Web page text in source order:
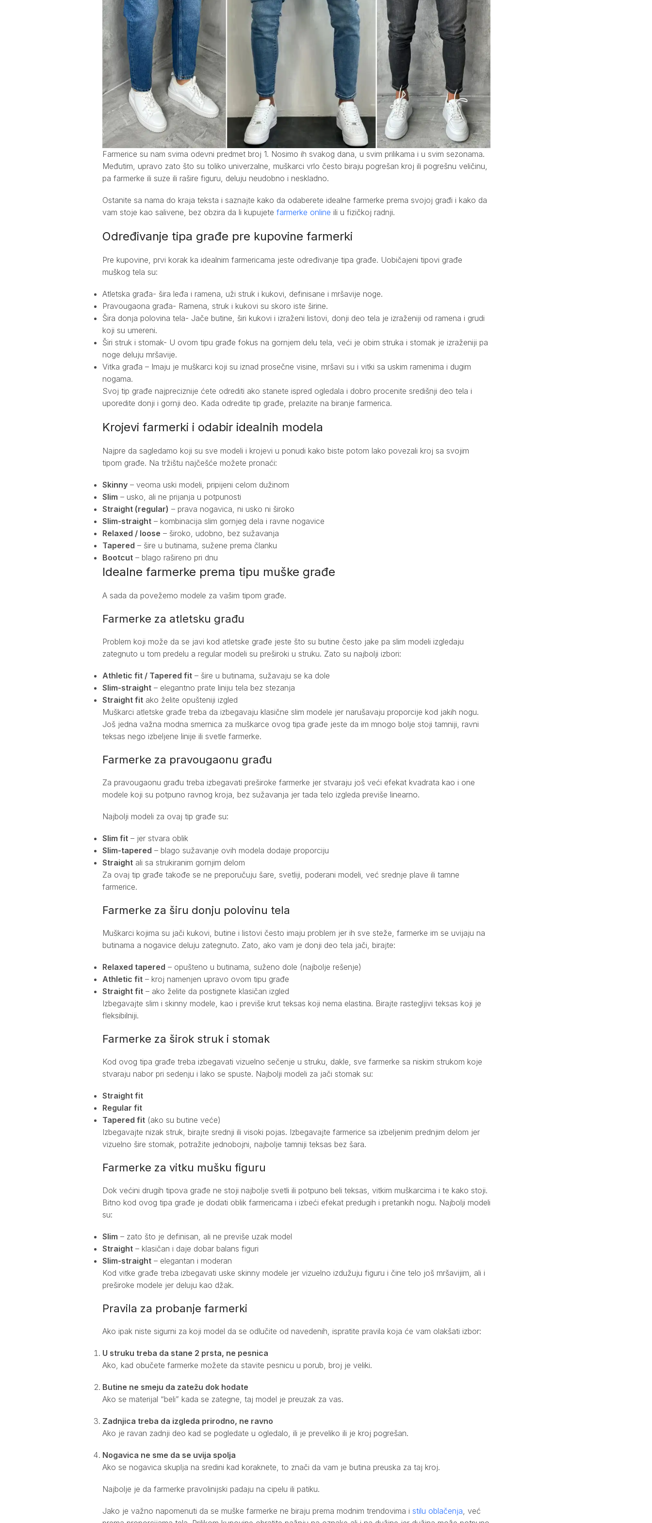
Farmerice su nam svima odevni predmet broj 1. Nosimo ih svakog dana, u svim prilikama i u svim sezonama.
Međutim, upravo zato što su toliko univerzalne, muškarci vrlo često biraju pogrešan kroj ili pogrešnu veličinu,
pa farmerke ili suze ili rašire figuru, deluju neudobno i neskladno.
Ostanite sa nama do kraja teksta i saznajte kako da odaberete idealne farmerke prema svojoj građi i kako da
vam stoje kao salivene, bez obzira da li kupujete farmerke online ili u fizičkoj radnji.
Određivanje tipa građe pre kupovine farmerki
Pre kupovine, prvi korak ka idealnim farmericama jeste određivanje tipa građe. Uobičajeni tipovi građe
muškog tela su:
Atletska građa- šira leđa i ramena, uži struk i kukovi, definisane i mršavije noge.
Pravougaona građa- Ramena, struk i kukovi su skoro iste širine.
Šira donja polovina tela- Jače butine, širi kukovi i izraženi listovi, donji deo tela je izraženiji od ramena i grudi
koji su umereni.
Širi struk i stomak- U ovom tipu građe fokus na gornjem delu tela, veći je obim struka i stomak je izraženiji pa
noge deluju mršavije.
Vitka građa – Imaju je muškarci koji su iznad prosečne visine, mršavi su i vitki sa uskim ramenima i dugim
nogama.
Svoj tip građe najpreciznije ćete odrediti ako stanete ispred ogledala i dobro procenite središnji deo tela i
uporedite donji i gornji deo. Kada odredite tip građe, prelazite na biranje farmerica.
Krojevi farmerki i odabir idealnih modela
Najpre da sagledamo koji su sve modeli i krojevi u ponudi kako biste potom lako povezali kroj sa svojim
tipom građe. Na tržištu najčešće možete pronaći:
Skinny – veoma uski modeli, pripijeni celom dužinom
Slim – usko, ali ne prijanja u potpunosti
Straight (regular) – prava nogavica, ni usko ni široko
Slim-straight – kombinacija slim gornjeg dela i ravne nogavice
Relaxed / loose – široko, udobno, bez sužavanja
Tapered – šire u butinama, sužene prema članku
Bootcut – blago rašireno pri dnu
Idealne farmerke prema tipu muške građe
A sada da povežemo modele za vašim tipom građe.
Farmerke za atletsku građu
Problem koji može da se javi kod atletske građe jeste što su butine često jake pa slim modeli izgledaju
zategnuto u tom predelu a regular modeli su preširoki u struku. Zato su najbolji izbori:
Athletic fit / Tapered fit – šire u butinama, sužavaju se ka dole
Slim-straight – elegantno prate liniju tela bez stezanja
Straight fit ako želite opušteniji izgled
Muškarci atletske građe treba da izbegavaju klasične slim modele jer narušavaju proporcije kod jakih nogu.
Još jedna važna modna smernica za muškarce ovog tipa građe jeste da im mnogo bolje stoji tamniji, ravni
teksas nego izbeljene linije ili svetle farmerke.
Farmerke za pravougaonu građu
Za pravougaonu građu treba izbegavati preširoke farmerke jer stvaraju još veći efekat kvadrata kao i one
modele koji su potpuno ravnog kroja, bez sužavanja jer tada telo izgleda previše linearno.
Najbolji modeli za ovaj tip građe su:
Slim fit – jer stvara oblik
Slim-tapered – blago sužavanje ovih modela dodaje proporciju
Straight ali sa strukiranim gornjim delom
Za ovaj tip građe takođe se ne preporučuju šare, svetliji, poderani modeli, već srednje plave ili tamne
farmerice.
Farmerke za širu donju polovinu tela
Muškarci kojima su jači kukovi, butine i listovi često imaju problem jer ih sve steže, farmerke im se uvijaju na
butinama a nogavice deluju zategnuto. Zato, ako vam je donji deo tela jači, birajte:
Relaxed tapered – opušteno u butinama, suženo dole (najbolje rešenje)
Athletic fit – kroj namenjen upravo ovom tipu građe
Straight fit – ako želite da postignete klasičan izgled
Izbegavajte slim i skinny modele, kao i previše krut teksas koji nema elastina. Birajte rastegljivi teksas koji je
fleksibilniji.
Farmerke za širok struk i stomak
Kod ovog tipa građe treba izbegavati vizuelno sečenje u struku, dakle, sve farmerke sa niskim strukom koje
stvaraju nabor pri sedenju i lako se spuste. Najbolji modeli za jači stomak su:
Straight fit
Regular fit
Tapered fit (ako su butine veće)
Izbegavajte nizak struk, birajte srednji ili visoki pojas. Izbegavajte farmerice sa izbeljenim prednjim delom jer
vizuelno šire stomak, potražite jednobojni, najbolje tamniji teksas bez šara.
Farmerke za vitku mušku figuru
Dok većini drugih tipova građe ne stoji najbolje svetli ili potpuno beli teksas, vitkim muškarcima i te kako stoji.
Bitno kod ovog tipa građe je dodati oblik farmericama i izbeći efekat predugih i pretankih nogu. Najbolji modeli
su:
Slim – zato što je definisan, ali ne previše uzak model
Straight – klasičan i daje dobar balans figuri
Slim-straight – elegantan i moderan
Kod vitke građe treba izbegavati uske skinny modele jer vizuelno izdužuju figuru i čine telo još mršavijim, ali i
preširoke modele jer deluju kao džak.
Pravila za probanje farmerki
Ako ipak niste sigurni za koji model da se odlučite od navedenih, ispratite pravila koja će vam olakšati izbor:
U struku treba da stane 2 prsta, ne pesnica
Ako, kad obučete farmerke možete da stavite pesnicu u porub, broj je veliki.
Butine ne smeju da zatežu dok hodate
Ako se materijal “beli” kada se zategne, taj model je preuzak za vas.
Zadnjica treba da izgleda prirodno, ne ravno
Ako je ravan zadnji deo kad se pogledate u ogledalo, ili je preveliko ili je kroj pogrešan.
Nogavica ne sme da se uvija spolja
Ako se nogavica skuplja na sredini kad koraknete, to znači da vam je butina preuska za taj kroj.
Najbolje je da farmerke pravolinijski padaju na cipelu ili patiku.
Jako je važno napomenuti da se muške farmerke ne biraju prema modnim trendovima i stilu oblačenja, već